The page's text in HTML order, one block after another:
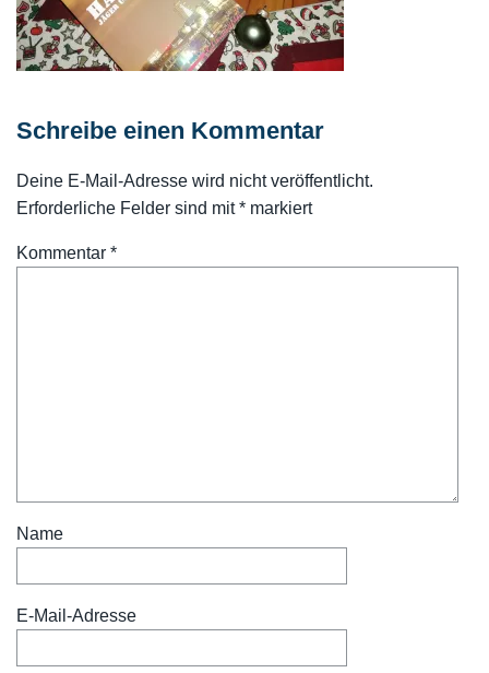
Schreibe einen Kommentar
Deine E-Mail-Adresse wird nicht veröffentlicht.
Erforderliche Felder sind mit* markiert
Kommentar *
Name
E-Mail-Adresse